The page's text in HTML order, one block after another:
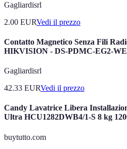
Gagliardisrl
2.00 EURVedi il prezzo
Contatto Magnetico Senza Fili
HIKVISION - DS-PDMC-EG2-
Gagliardisrl
42.33 EURVedi il prezzo
Candy Lavatrice Libera
Ultra HCU1282DWB4/1-S 8 kg
buytutto.com